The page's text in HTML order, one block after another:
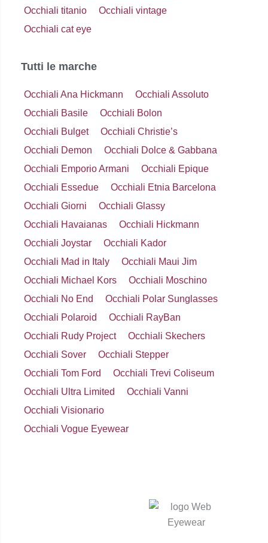
Occhiali titanio
Occhiali vintage
Occhiali cat eye
Tutti le marche
Occhiali Ana Hickmann
Occhiali Assoluto
Occhiali Basile
Occhiali Bolon
Occhiali Bulget
Occhiali Christie’s
Occhiali Demon
Occhiali Dolce & Gabbana
Occhiali Emporio Armani
Occhiali Epique
Occhiali Essedue
Occhiali Etnia Barcelona
Occhiali Giorni
Occhiali Glassy
Occhiali Havaianas
Occhiali Hickmann
Occhiali Joystar
Occhiali Kador
Occhiali Mad in Italy
Occhiali Maui Jim
Occhiali Michael Kors
Occhiali Moschino
Occhiali No End
Occhiali Polar Sunglasses
Occhiali Polaroid
Occhiali RayBan
Occhiali Rudy Project
Occhiali Skechers
Occhiali Sover
Occhiali Stepper
Occhiali Tom Ford
Occhiali Trevi Coliseum
Occhiali Ultra Limited
Occhiali Vanni
Occhiali Visionario
Occhiali Vogue Eyewear